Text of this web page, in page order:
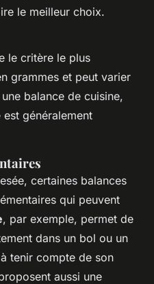
le meilleur choix.
le critère le plus
grammes et peut varier
une balance de cuisine,
généralement
certaines balances
qui peuvent
, par exemple, permet de
dans un bol ou un
tenir compte de son
aussi une